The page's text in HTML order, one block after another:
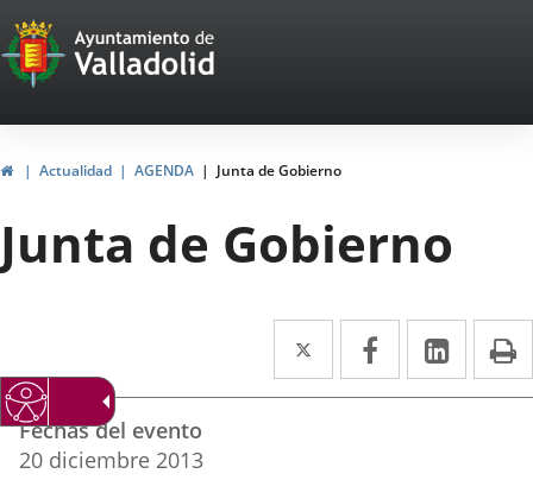
Portal
Web
del
Ayuntamiento
de
Valladolid
InicioActualidad AGENDA Junta de Gobierno
Junta de Gobierno
Twitter
Enlace
a
Facebook
Enlace
a
Enlace
a
Datos
del
evento
Fechas del evento
20 diciembre 2013